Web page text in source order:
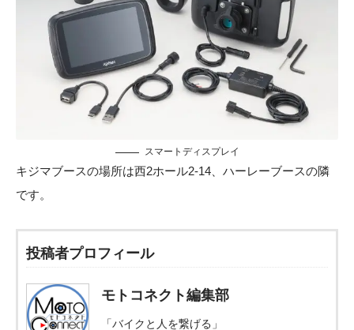
スマートディスプレイ
キジマブースの場所は西2ホール2-14、ハーレーブースの隣
です。
投稿者プロフィール
モトコネクト編集部
「バイクと人を繋げる」